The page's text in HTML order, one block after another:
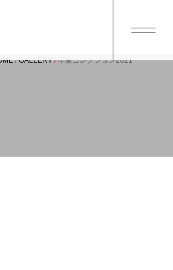
GALLERY 卒業コレクション2021